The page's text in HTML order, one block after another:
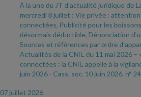
À la une du JT d’actualité juridique de
mercredi 8 juillet : Vie privée :
connectées, Publicité pour les
désormais déductible, Dénonciation
Sources et références par ordre
Actualités de la CNIL du 11 mai 2026 –
connectées : la CNIL appelle à la
juin 2026 - Cass. soc. 10 juin 2026, n° 24
07 juillet 2026